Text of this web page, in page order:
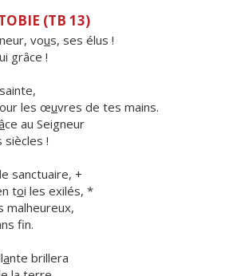
(TB 13)
vous, ses élus !
grâce !
les œuvres de tes mains.
ce au Seigneur
siècles !
sanctuaire, +
toi les exilés, *
malheureux,
fin.
ante brillera